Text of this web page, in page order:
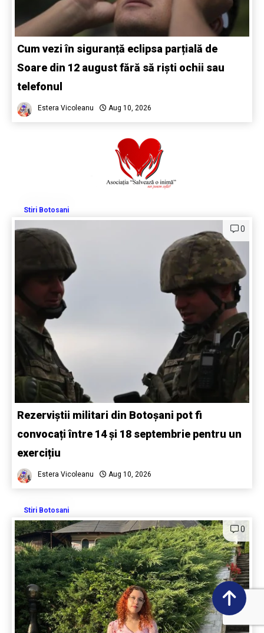
Cum vezi în siguranță eclipsa parțială de
Soare din 12 august fără să riști ochii sau
telefonul
Estera Vicoleanu Aug 10, 2026
Stiri Botosani
0
Rezerviștii militari din Botoșani pot fi
convocați între 14 și 18 septembrie pentru un
exercițiu
Estera Vicoleanu Aug 10, 2026
Stiri Botosani
0